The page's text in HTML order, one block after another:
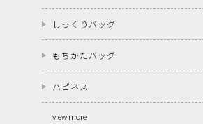
しっくりバッグ
もちかたバッグ
ハピネス
view more